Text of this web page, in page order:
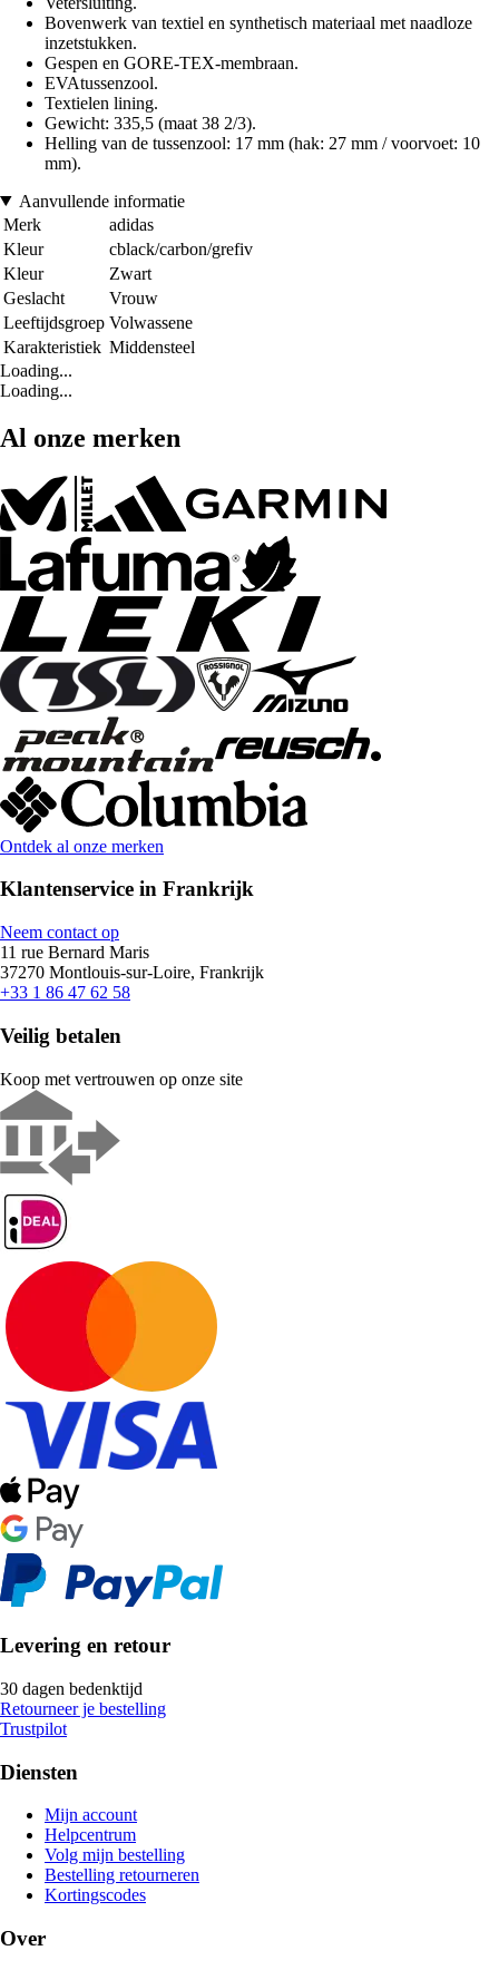
Bovenwerk van textiel en synthetisch materiaal met naadloze
inzetstukken.
Gespen en GORE-TEX-membraan.
EVAtussenzool.
Textielen lining.
Gewicht: 335,5 (maat 38 2/3).
Helling van de tussenzool: 17 mm (hak: 27 mm / voorvoet: 10
mm).
Aanvullende informatie
Merk
adidas
Kleur
cblack/carbon/grefiv
Kleur
Zwart
Geslacht
Vrouw
Leeftijdsgroep Volwassene
Karakteristiek Middensteel
Loading...
Loading...
Al onze merken
Ontdek al onze merken
Klantenservice in Frankrijk
Neem contact op
11 rue Bernard Maris
37270 Montlouis-sur-Loire, Frankrijk
+33 1 86 47 62 58
Veilig betalen
Koop met vertrouwen op onze site
Levering en retour
30 dagen bedenktijd
Retourneer je bestelling
Trustpilot
Diensten
Mijn account
Helpcentrum
Volg mijn bestelling
Bestelling retourneren
Kortingscodes
Over